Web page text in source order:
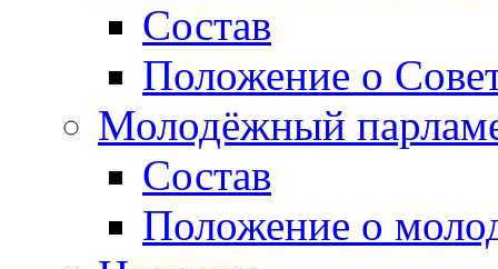
Состав
Положение о
Молодёжный
Состав
Положение о